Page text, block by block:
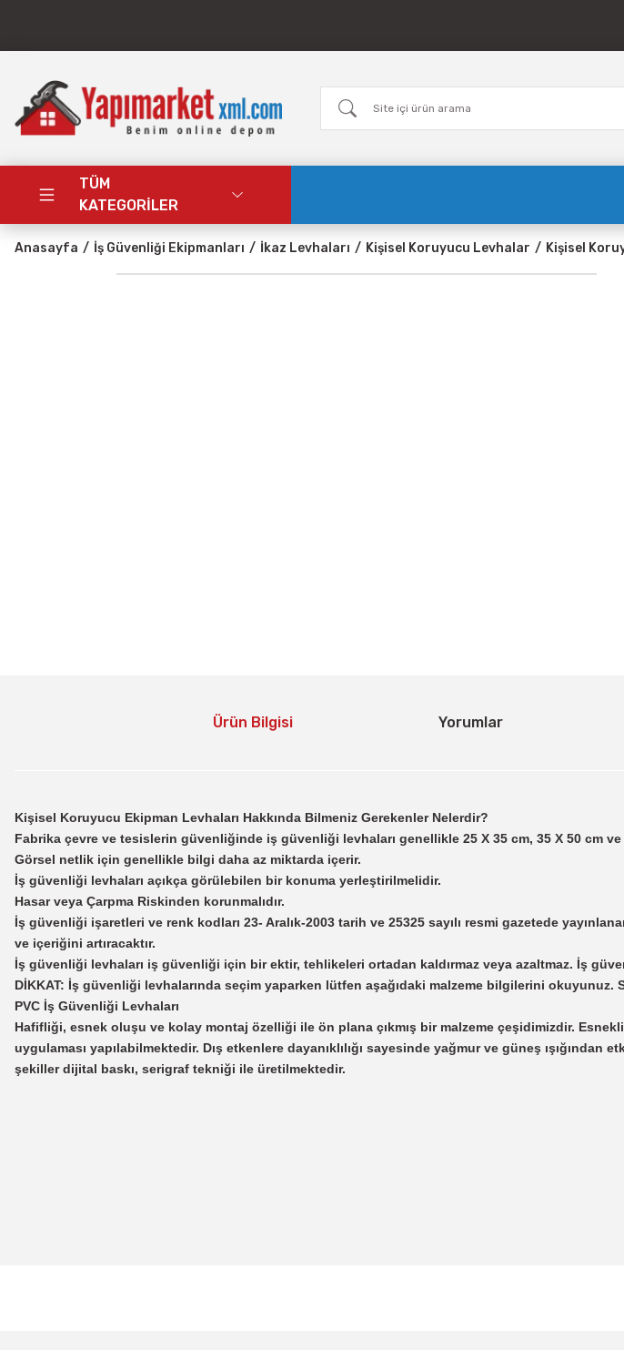
TÜM
KATEGORİLER
Anasayfa İş Güvenliği Ekipmanları İkaz Levhaları Kişisel Koruyucu Levhalar Kişisel
Ürün Bilgisi Yorumlar
Kişisel Koruyucu Ekipman Levhaları Hakkında Bilmeniz Gerekenler Nelerdir?
Fabrika çevre ve tesislerin güvenliğinde iş güvenliği levhaları genellikle 25 X 35 cm, 35 X 50 cm ve
Görsel netlik için genellikle bilgi daha az miktarda içerir.
İş güvenliği levhaları açıkça görülebilen bir konuma yerleştirilmelidir.
Hasar veya Çarpma Riskinden korunmalıdır.
İş güvenliği işaretleri ve renk kodları 23- Aralık-2003 tarih ve 25325 sayılı resmi gazetede
ve içeriğini artıracaktır.
İş güvenliği levhaları iş güvenliği için bir ektir, tehlikeleri ortadan kaldırmaz veya azaltmaz. İş
DİKKAT: İş güvenliği levhalarında seçim yaparken lütfen aşağıdaki malzeme bilgilerini
PVC İş Güvenliği Levhaları
Hafifliği, esnek oluşu ve kolay montaj özelliği ile ön plana çıkmış bir malzeme çeşidimizdir.
uygulaması yapılabilmektedir. Dış etkenlere dayanıklılığı sayesinde yağmur ve güneş
şekiller dijital baskı, serigraf tekniği ile üretilmektedir.